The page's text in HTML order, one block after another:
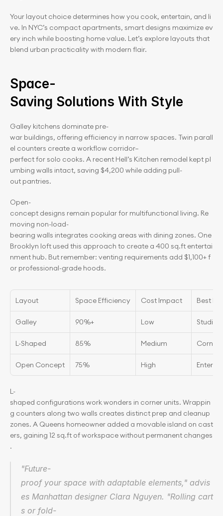
Your layout choice determines how you cook, entertain, and li
ve. In NYC’s compact apartments, smart designs maximize ev
ery inch while boosting home value. Let’s explore layouts that
blend urban practicality with modern flair.
Space-
Saving Solutions With Style
Galley kitchens dominate pre-
war buildings, offering efficiency in narrow spaces. Twin parall
el counters create a workflow corridor—
perfect for solo cooks. A recent Hell’s Kitchen remodel kept pl
umbing walls intact, saving $4,200 while adding pull-
out pantries.
Open-
concept designs remain popular for multifunctional living. Re
moving non-load-
bearing walls integrates cooking areas with dining zones. One
Brooklyn loft used this approach to create a 400 sq.ft entertai
nment hub. But remember: venting requirements add $1,100+ f
or professional-grade hoods.
Layout Space Efficiency Cost Impact Best For
Galley 90%+ Low Studio
L-Shaped 85% Medium Corner
Open Concept 75% High
L-
shaped configurations work wonders in corner units. Wrappin
g counters along two walls creates distinct prep and cleanup
zones. A Queens homeowner added a movable island on cast
ers, gaining 12 sq.ft of workspace without permanent changes
.
"Future-
proof your space with adaptable elements," advis
es Manhattan designer Clara Nguyen. "Rolling cart
s or fold-